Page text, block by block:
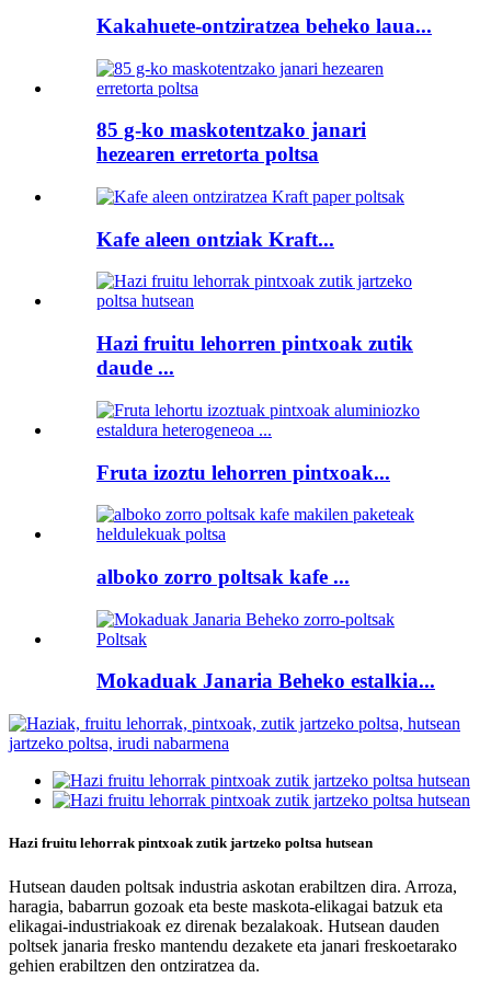
Kakahuete-ontziratzea beheko laua...
85 g-ko maskotentzako janari
hezearen erretorta poltsa
Kafe aleen ontziak Kraft...
Hazi fruitu lehorren pintxoak zutik
daude ...
Fruta izoztu lehorren pintxoak...
alboko zorro poltsak kafe ...
Mokaduak Janaria Beheko estalkia...
Hazi fruitu lehorrak pintxoak zutik jartzeko poltsa hutsean
Hutsean dauden poltsak industria askotan erabiltzen dira. Arroza,
haragia, babarrun gozoak eta beste maskota-elikagai batzuk eta
elikagai-industriakoak ez direnak bezalakoak. Hutsean dauden
poltsek janaria fresko mantendu dezakete eta janari freskoetarako
gehien erabiltzen den ontziratzea da.